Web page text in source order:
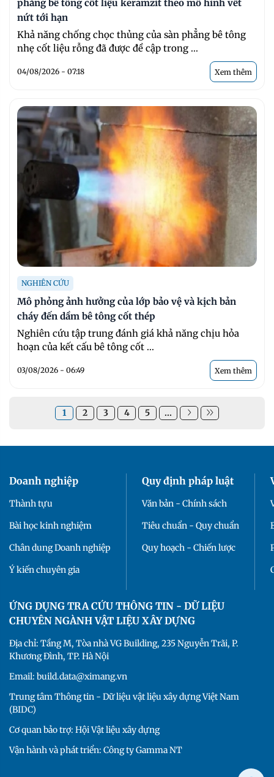
phẳng bê tông cốt liệu keramzit theo mô hình vết
nứt tới hạn
Khả năng chống chọc thủng của sàn phẳng bê tông
nhẹ cốt liệu rỗng đã được đề cập trong ...
04/08/2026 - 07:18 Xem thêm
NGHIÊN CỨU
Mô phỏng ảnh hưởng của lớp bảo vệ và kịch bản
cháy đến dầm bê tông cốt thép
Nghiên cứu tập trung đánh giá khả năng chịu hỏa
hoạn của kết cấu bê tông cốt ...
03/08/2026 - 06:49 Xem thêm
1 2 3 4 5 ...
Doanh nghiệp
Thành tựu
Bài học kinh nghiệm
Chân dung Doanh nghiệp
Ý kiến chuyên gia
Quy định pháp luật
Văn bản - Chính sách
Tiêu chuẩn - Quy chuẩn
Quy hoạch - Chiến lược
ỨNG DỤNG TRA CỨU THÔNG TIN - DỮ LIỆU
CHUYÊN NGÀNH VẬT LIỆU XÂY DỰNG
Địa chỉ: Tầng M, Tòa nhà VG Building, 235 Nguyễn Trãi, P.
Khương Đình, TP. Hà Nội
Email: build.data@ximang.vn
Trung tâm Thông tin - Dữ liệu vật liệu xây dựng Việt Nam
(BIDC)
Cơ quan bảo trợ: Hội Vật liệu xây dựng
Vận hành và phát triển: Công ty Gamma NT